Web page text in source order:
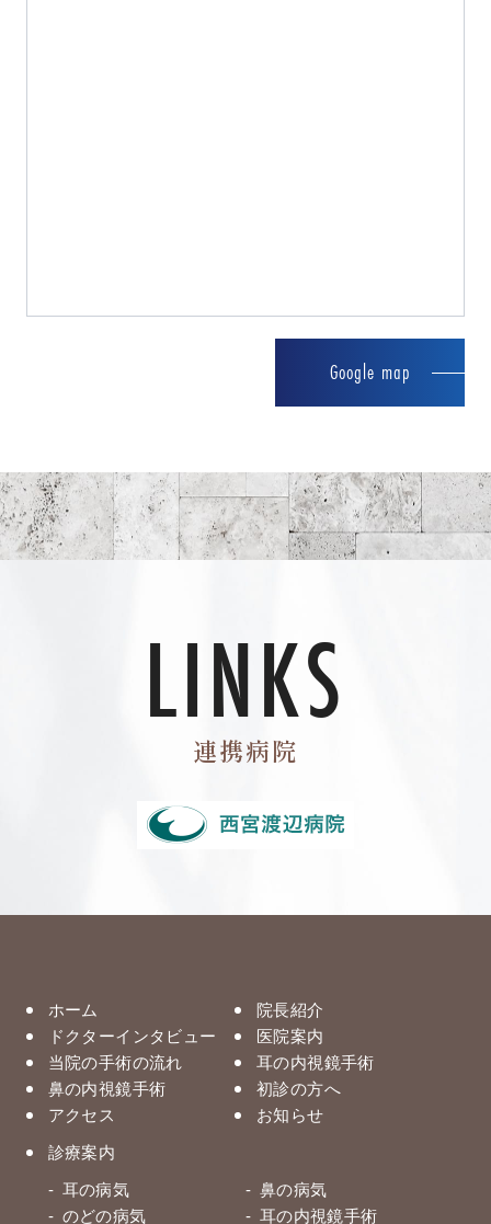
Google map
LINKS
連携病院
ホーム
院長紹介
ドクターインタビュー
医院案内
当院の手術の流れ
耳の内視鏡手術
鼻の内視鏡手術
初診の方へ
アクセス
お知らせ
診療案内
耳の病気
鼻の病気
のどの病気
耳の内視鏡手術